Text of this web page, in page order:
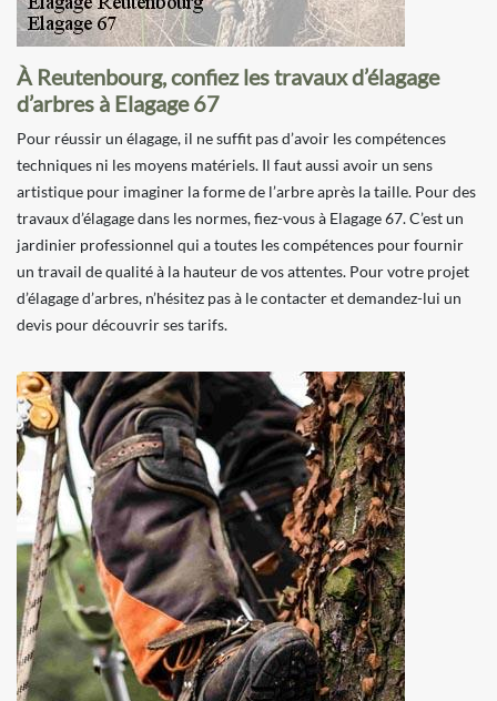
À Reutenbourg, confiez les travaux d’élagage
d’arbres à Elagage 67
Pour réussir un élagage, il ne suffit pas d’avoir les compétences
techniques ni les moyens matériels. Il faut aussi avoir un sens
artistique pour imaginer la forme de l’arbre après la taille. Pour des
travaux d’élagage dans les normes, fiez-vous à Elagage 67. C’est un
jardinier professionnel qui a toutes les compétences pour fournir
un travail de qualité à la hauteur de vos attentes. Pour votre projet
d’élagage d’arbres, n’hésitez pas à le contacter et demandez-lui un
devis pour découvrir ses tarifs.